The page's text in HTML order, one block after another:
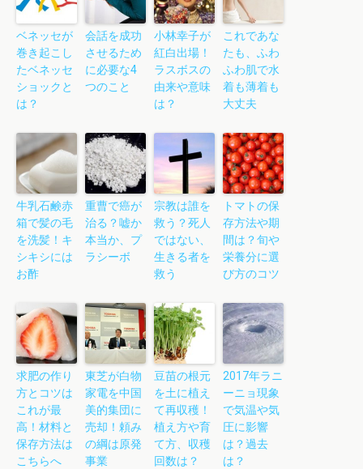
ベネッセが
巻き起こし
たベネッセ
ショックと
は？
会話を成功
させるため
に必要な4
つのこと
小林幸子が
紅白出場！
ラスボスの
由来や意味
は？
これであな
たも、ふわ
ふわ肌で水
着も薄着も
大丈夫
牛乳石鹸赤
箱で髪の毛
を洗髪！キ
シキシには
お酢
重曹で癌が
治る？嘘か
本当か、プ
ラシーボ
宗教は誰を
救う？死人
ではない、
生きる者を
救う
トマトの保
存方法や期
間は？旬や
栄養分に選
び方のコツ
求肥の作り
方とコツは
これが最
高！材料と
保存方法は
こちらへ
東芝が白物
家電を中国
美的集団に
売却！頼み
の綱は原発
事業
豆苗の根元
を土に植え
て再収穫！
植え方や育
て方、収穫
回数は？
2017年ラニ
ーニョ現象
で気温や気
圧に影響
は？過去
は？